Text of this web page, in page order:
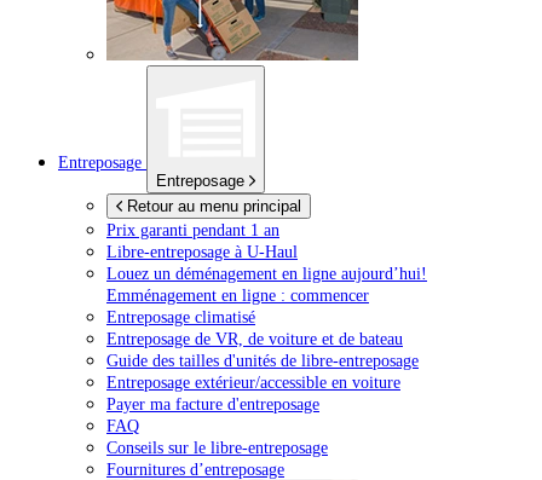
Entreposage
Entreposage
Retour au menu principal
Prix garanti pendant 1 an
Libre-entreposage à U-Haul
Louez un déménagement en ligne aujourd’hui!
Emménagement en ligne : commencer
Entreposage climatisé
Entreposage de VR, de voiture et de bateau
Guide des tailles d'unités de libre-entreposage
Entreposage extérieur/accessible en voiture
Payer ma facture d'entreposage
FAQ
Conseils sur le libre-entreposage
Fournitures d’entreposage